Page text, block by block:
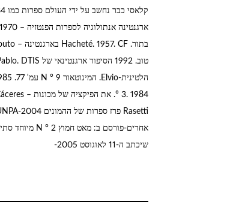
שיכתב ה-11 לאוגוסט 2005-